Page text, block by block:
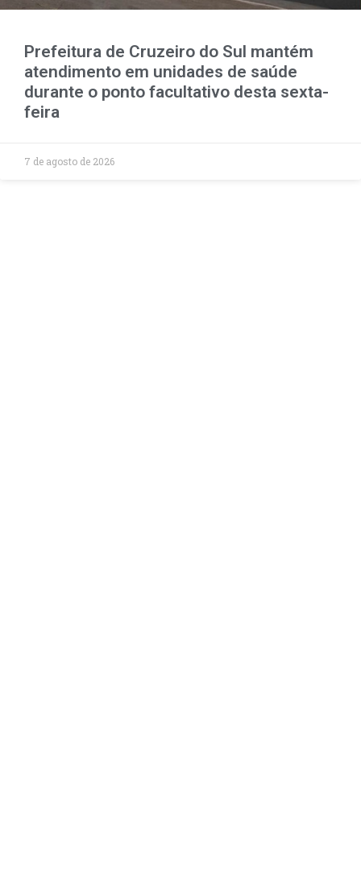
Prefeitura de Cruzeiro do Sul mantém
atendimento em unidades de saúde
durante o ponto facultativo desta sexta-
feira
7 de agosto de 2026